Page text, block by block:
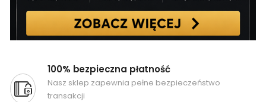
100% bezpieczna płatność
Nasz sklep zapewnia pełne bezpieczeństwo
transakcji